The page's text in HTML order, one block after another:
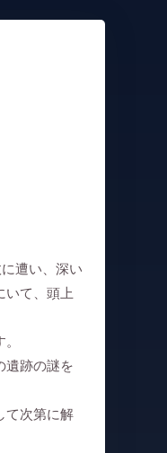
遭い、深い
いて、頭上
遺跡の謎を
て次第に解